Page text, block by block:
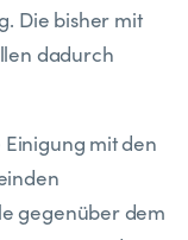
Die bisher mit
dadurch
Einigung mit den
gegenüber dem